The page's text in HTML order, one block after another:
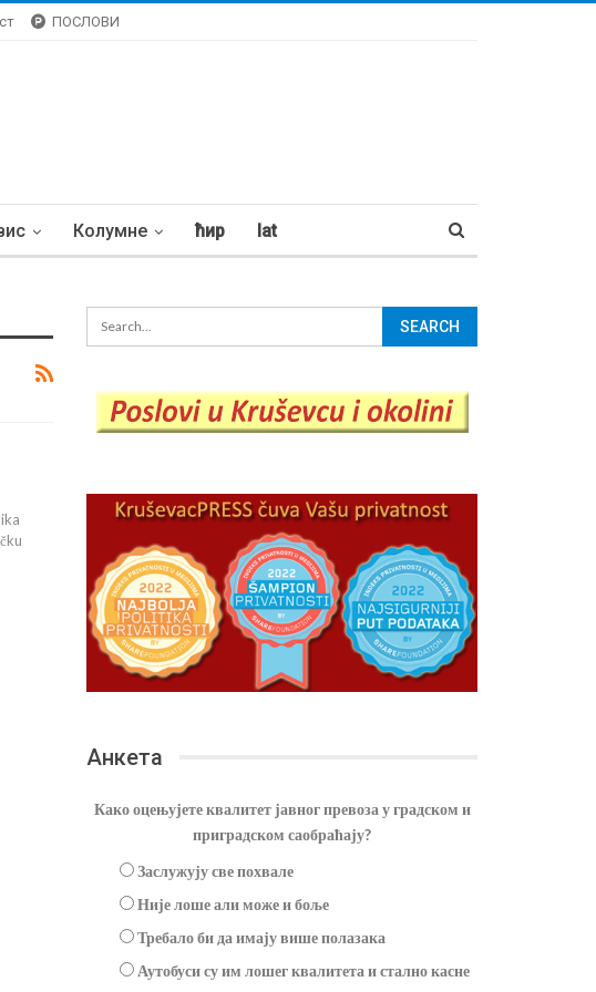
ПОСЛОВИ
Колумне ћир lat
Анкета
Како оцењујете квалитет јавног превоза у градском и
приградском саобраћају?
Заслужују све похвале
Није лоше али може и боље
Требало би да имају више полазака
Аутобуси су им лошег квалитета и стално касне